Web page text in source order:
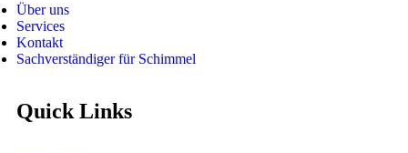
Über uns
Services
Kontakt
Sachverständiger für Schimmel
Quick Links